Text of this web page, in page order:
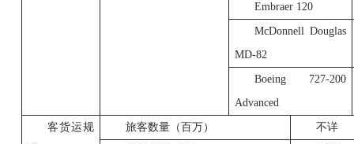
Embraer 120
McDonnell Douglas
MD-82
Boeing 727-200
Advanced
客货运规
旅客数量（百万） 不详